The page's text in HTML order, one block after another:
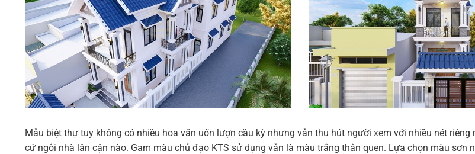
Mẫu biệt thự tuy không có nhiều hoa văn uốn lượn cầu kỳ nhưng vẫn thu hút người xem với nhiều nét riêng
cứ ngôi nhà lân cận nào. Gam màu chủ đạo KTS sử dụng vẫn là màu trắng thân quen. Lựa chọn màu sơn